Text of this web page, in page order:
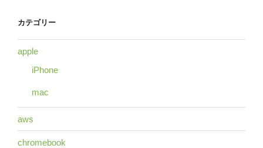
カテゴリー
apple
iPhone
mac
aws
chromebook